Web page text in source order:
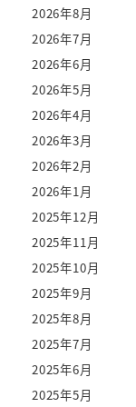
2026年8月
2026年7月
2026年6月
2026年5月
2026年4月
2026年3月
2026年2月
2026年1月
2025年12月
2025年11月
2025年10月
2025年9月
2025年8月
2025年7月
2025年6月
2025年5月